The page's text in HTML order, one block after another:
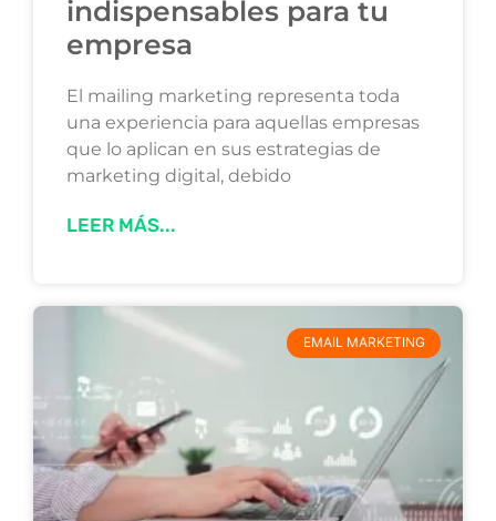
indispensables para tu
empresa
El mailing marketing representa toda
una experiencia para aquellas empresas
que lo aplican en sus estrategias de
marketing digital, debido
LEER MÁS...
EMAIL MARKETING